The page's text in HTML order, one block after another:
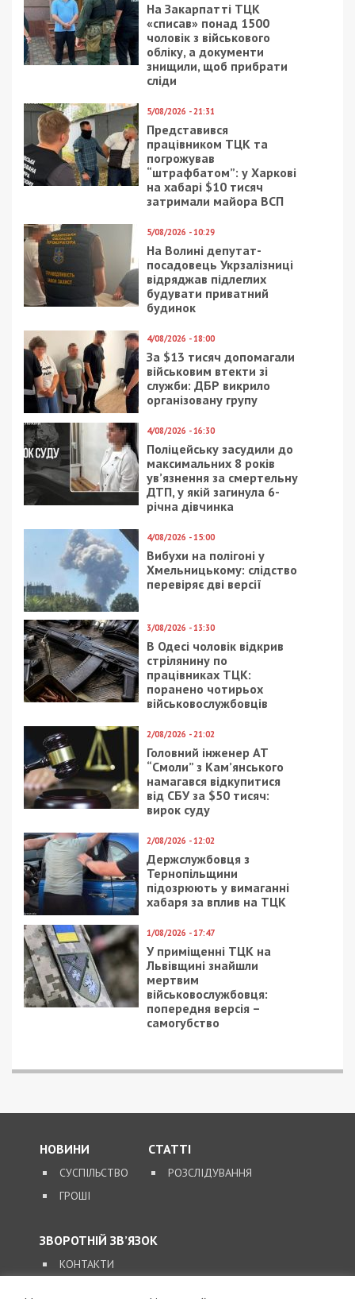
На Закарпатті ТЦК
«списав» понад 1500
чоловік з військового
обліку, а документи
знищили, щоб прибрати
сліди
5/08/2026 - 21:31
Представився
працівником ТЦК та
погрожував
“штрафбатом”: у Харкові
на хабарі $10 тисяч
затримали майора ВСП
5/08/2026 - 10:29
На Волині депутат-
посадовець Укрзалізниці
відряджав підлеглих
будувати приватний
будинок
4/08/2026 - 18:00
За $13 тисяч допомагали
військовим втекти зі
служби: ДБР викрило
організовану групу
4/08/2026 - 16:30
Поліцейську засудили до
максимальних 8 років
ув’язнення за смертельну
ДТП, у якій загинула 6-
річна дівчинка
4/08/2026 - 15:00
Вибухи на полігоні у
Хмельницькому: слідство
перевіряє дві версії
3/08/2026 - 13:30
В Одесі чоловік відкрив
стрілянину по
працівниках ТЦК:
поранено чотирьох
військовослужбовців
2/08/2026 - 21:02
Головний інженер АТ
“Смоли” з Кам’янського
намагався відкупитися
від СБУ за $50 тисяч:
вирок суду
2/08/2026 - 12:02
Держслужбовця з
Тернопільщини
підозрюють у вимаганні
хабаря за вплив на ТЦК
1/08/2026 - 17:47
У приміщенні ТЦК на
Львівщині знайшли
мертвим
військовослужбовця:
попередня версія –
самогубство
НОВИНИ
СУСПІЛЬСТВО
ГРОШІ
СТАТТІ
РОЗСЛІДУВАННЯ
ЗВОРОТНІЙ ЗВ’ЯЗОК
КОНТАКТИ